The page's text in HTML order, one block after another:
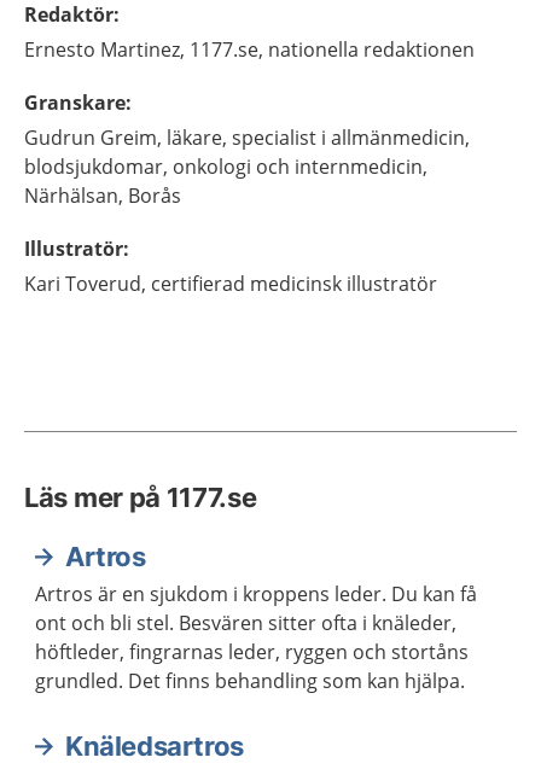
Redaktör:
Ernesto Martinez, 1177.se, nationella redaktionen
Granskare:
Gudrun Greim, läkare, specialist i allmänmedicin,
blodsjukdomar, onkologi och internmedicin,
Närhälsan, Borås
Illustratör:
Kari Toverud, certifierad medicinsk illustratör
Läs mer på 1177.se
Artros
Artros är en sjukdom i kroppens leder. Du kan få
ont och bli stel. Besvären sitter ofta i knäleder,
höftleder, fingrarnas leder, ryggen och stortåns
grundled. Det finns behandling som kan hjälpa.
Knäledsartros